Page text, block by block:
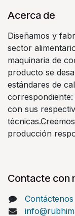
Acerca de
Diseñamos y
sector
maquinaria de
producto se
estándares de
correspondiente:
con sus
producción
Contacte con
Contáctenos